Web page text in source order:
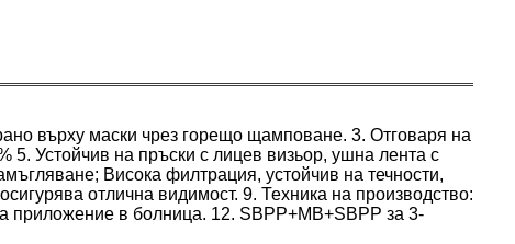
върху маски чрез горещо щамповане. 3. Отговаря на
Устойчив на пръски с лицев визьор, ушна лента с
Висока филтрация, устойчив на течности,
отлична видимост. 9. Техника на производство:
приложение в болница. 12. SBPP+MB+SBPP за 3-